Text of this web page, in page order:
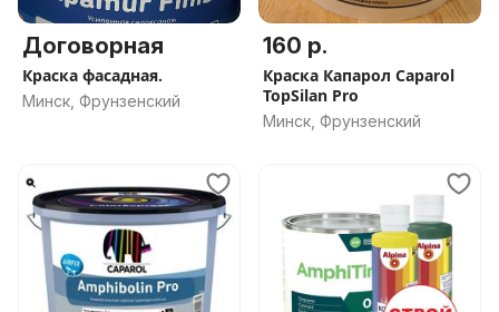
Договорная
Краска фасадная.
Минск, Фрунзенский
160 р.
Краска Капарол Caparol
TopSilan Pro
Минск, Фрунзенский